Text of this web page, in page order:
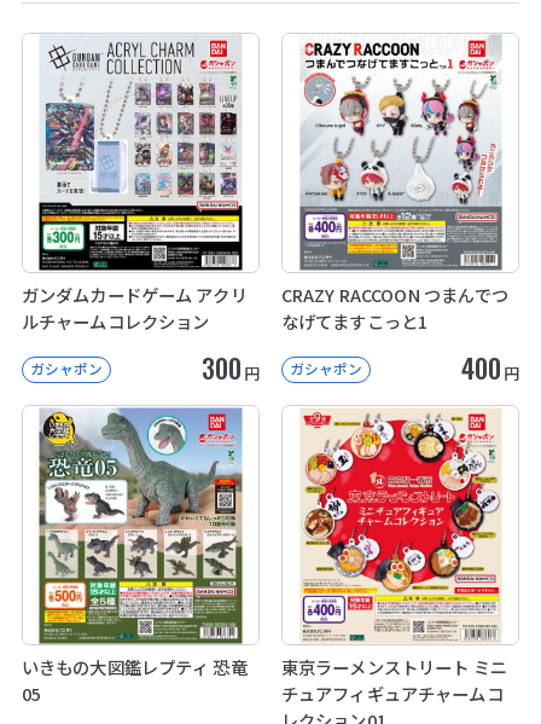
ガンダムカードゲーム アクリ
ルチャームコレクション
ガシャポン 300 円
CRAZY RACCOON つまんでつ
なげてますこっと1
ガシャポン 400 円
いきもの大図鑑レプティ 恐竜
05
東京ラーメンストリート ミニ
チュアフィギュアチャームコ